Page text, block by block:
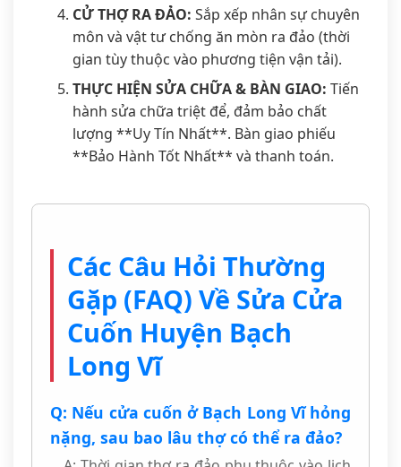
CỬ THỢ RA ĐẢO: Sắp xếp nhân sự chuyên
môn và vật tư chống ăn mòn ra đảo (thời
gian tùy thuộc vào phương tiện vận tải).
THỰC HIỆN SỬA CHỮA & BÀN GIAO: Tiến
hành sửa chữa triệt để, đảm bảo chất
lượng **Uy Tín Nhất**. Bàn giao phiếu
**Bảo Hành Tốt Nhất** và thanh toán.
Các Câu Hỏi Thường
Gặp (FAQ) Về Sửa Cửa
Cuốn Huyện Bạch
Long Vĩ
Q: Nếu cửa cuốn ở Bạch Long Vĩ hỏng
nặng, sau bao lâu thợ có thể ra đảo?